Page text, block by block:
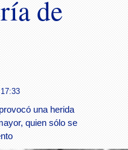
de
una herida
quien sólo se